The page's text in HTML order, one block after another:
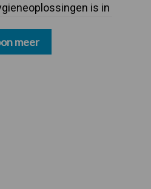
is in
meer